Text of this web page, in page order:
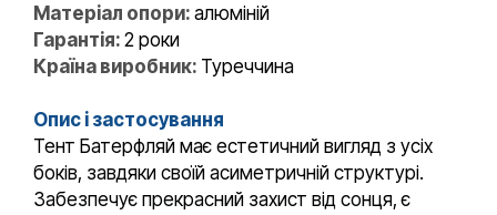
Матеріал опори: алюміній
Гарантія: 2 роки
Країна виробник: Туреччина
Опис і застосування
Тент Батерфляй має естетичний вигляд з усіх
боків, завдяки своїй асиметричній структурі.
Забезпечує прекрасний захист від сонця, є